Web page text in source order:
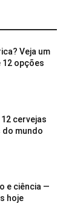
Veja um
opções
cervejas
mundo
e ciência —
hoje